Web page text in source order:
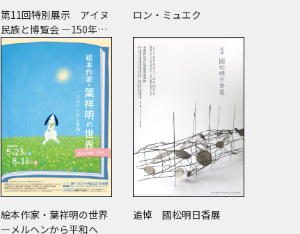
第11回特別展示 アイヌ
民族と博覧会 ―150年の
経験―
ロン・ミュエク
絵本作家・葉祥明の世界
―メルヘンから平和へ
追悼 國松明日香展